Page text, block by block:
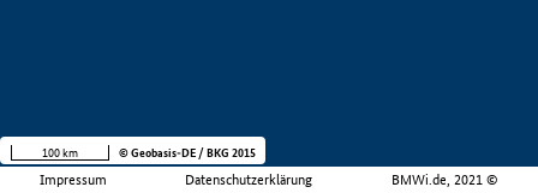
Impressum Datenschutzerklärung BMWi.de, 2021 ©
100 km © Geobasis-DE / BKG 2015